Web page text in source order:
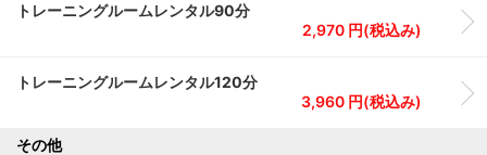
トレーニングルームレンタル90分
2,970 円(税込み)
トレーニングルームレンタル120分
3,960 円(税込み)
その他